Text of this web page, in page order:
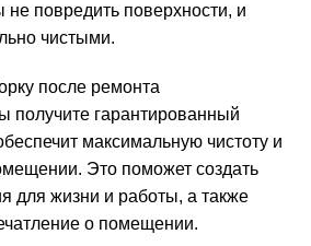
не повредить поверхности, и
чистыми.
после ремонта
получите гарантированный
максимальную чистоту и
Это поможет создать
для жизни и работы, а также
о помещении.